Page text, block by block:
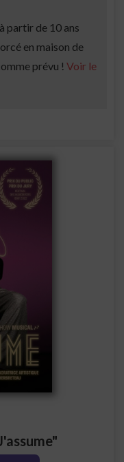
partir de 10 ans
en maison de
prévu ! Voir le